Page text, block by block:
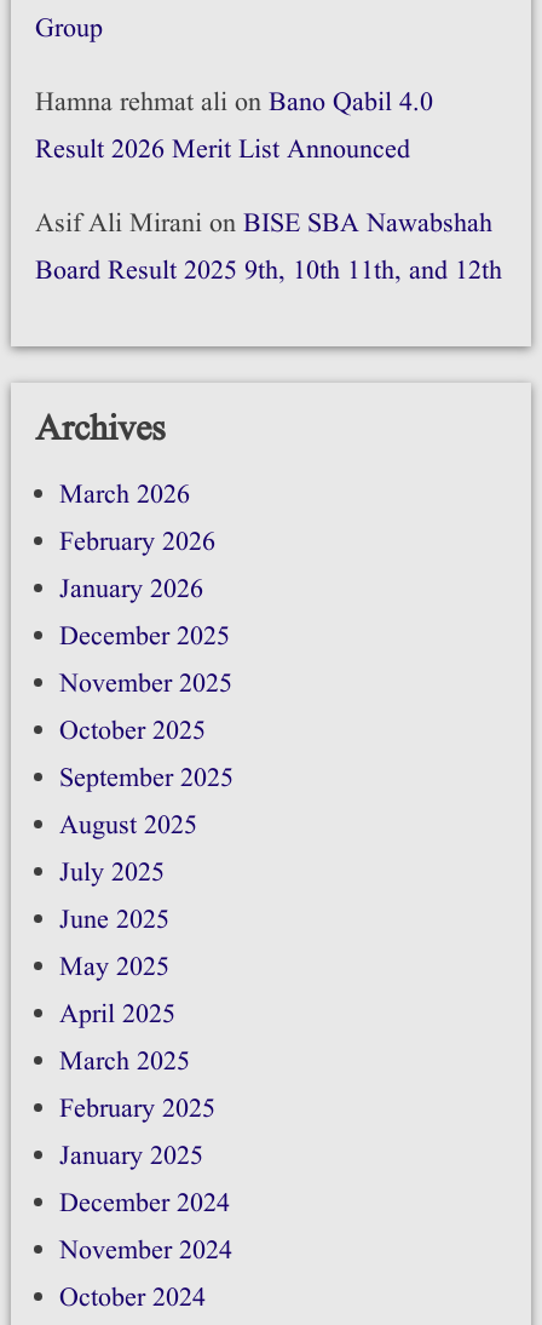
Group
Hamna rehmat alionBano Qabil 4.0
Result 2026 Merit List Announced
Asif Ali MiranionBISE SBA Nawabshah
Board Result 2025 9th, 10th 11th, and 12th
Archives
March 2026
February 2026
January 2026
December 2025
November 2025
October 2025
September 2025
August 2025
July 2025
June 2025
May 2025
April 2025
March 2025
February 2025
January 2025
December 2024
November 2024
October 2024